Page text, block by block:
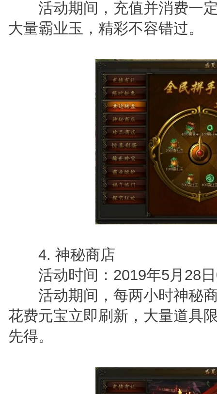
活动期间，充值并消费一定
大量霸业玉，精彩不容错过。
4. 神秘商店
活动时间：2019年5月28
活动期间，每两小时神秘商
花费元宝立即刷新，大量道具
先得。